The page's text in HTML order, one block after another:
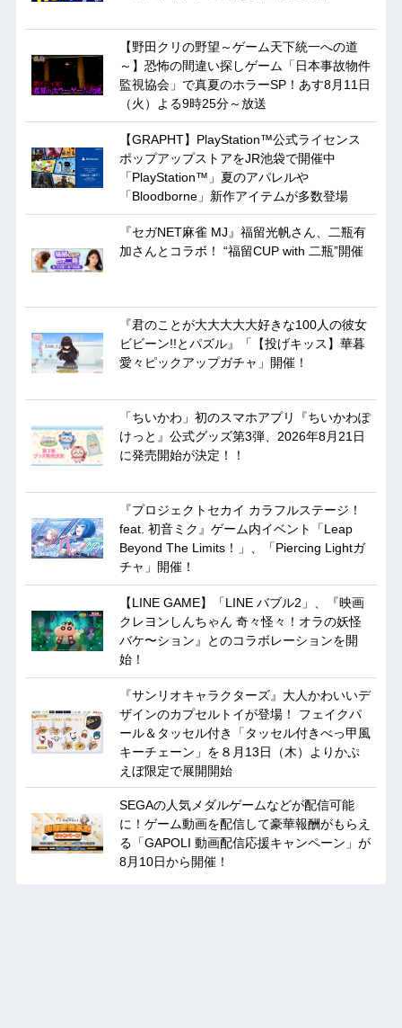
【野田クリの野望～ゲーム天下統一への道
～】恐怖の間違い探しゲーム「日本事故物件
監視協会」で真夏のホラーSP！あす8月11日
（火）よる9時25分～放送
【GRAPHT】PlayStation™公式ライセンス
ポップアップストアをJR池袋で開催中
「PlayStation™」夏のアパレルや
「Bloodborne」新作アイテムが多数登場
『セガNET麻雀 MJ』福留光帆さん、二瓶有
加さんとコラボ！ “福留CUP with 二瓶”開催
『君のことが大大大大大好きな100人の彼女
ビビーン!!とパズル』「【投げキッス】華暮
愛々ピックアップガチャ」開催！
「ちいかわ」初のスマホアプリ『ちいかわぽ
けっと』公式グッズ第3弾、2026年8月21日
に発売開始が決定！！
『プロジェクトセカイ カラフルステージ！
feat. 初音ミク』ゲーム内イベント「Leap
Beyond The Limits！」、「Piercing Lightガ
チャ」開催！
【LINE GAME】「LINE バブル2」、『映画
クレヨンしんちゃん 奇々怪々！オラの妖怪
バケ〜ション』とのコラボレーションを開
始！
『サンリオキャラクターズ』大人かわいいデ
ザインのカプセルトイが登場！ フェイクパ
ール＆タッセル付き「タッセル付きべっ甲風
キーチェーン」を８月13日（木）よりかぷ
えぼ限定で展開開始
SEGAの人気メダルゲームなどが配信可能
に！ゲーム動画を配信して豪華報酬がもらえ
る「GAPOLI 動画配信応援キャンペーン」が
8月10日から開催！